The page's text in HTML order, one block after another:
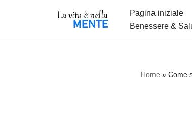
Pagina iniziale
Benessere &
Home » Come